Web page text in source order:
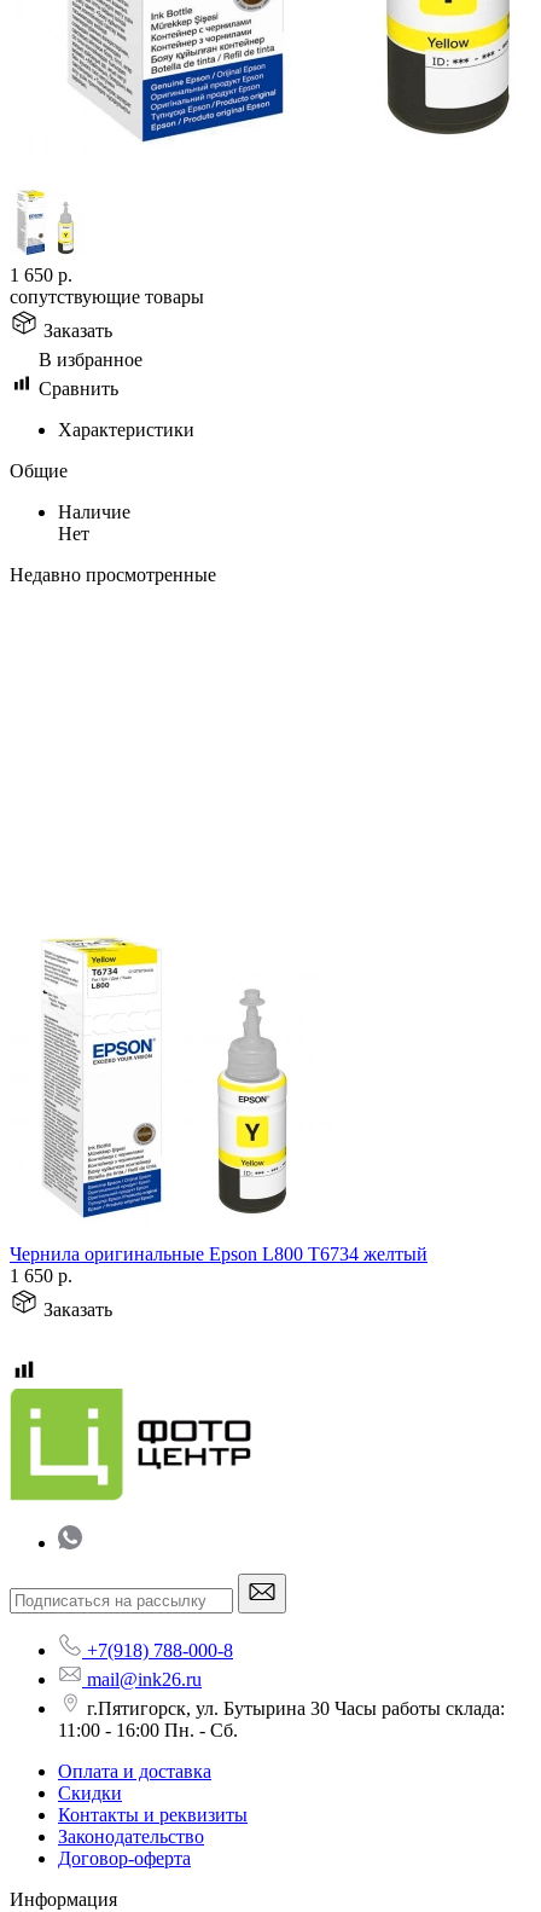
1 650 р.
сопутствующие товары
Заказать
В избранное
Сравнить
Характеристики
Общие
Наличие
Нет
Недавно просмотренные
Чернила оригинальные Epson L800 T6734 желтый
1 650 р.
Заказать
+7(918) 788-000-8
mail@ink26.ru
г.Пятигорск, ул. Бутырина 30 Часы работы склада:
11:00 - 16:00 Пн. - Сб.
Оплата и доставка
Скидки
Контакты и реквизиты
Законодательство
Договор-оферта
Информация